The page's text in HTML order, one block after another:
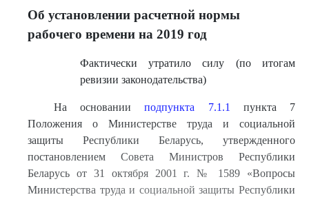
Об установлении расчетной нормы
рабочего времени на 2019 год
Фактически утратило силу (по итогам
ревизии законодательства)
На основанииподпункта 7.1.1
пункта 7
Положения о Министерстве труда и социальной
защиты Республики Беларусь, утвержденного
постановлением Совета Министров Республики
Беларусь от 31 октября 2001 г. № 1589 «Вопросы
Министерства труда и социальной защиты Республики